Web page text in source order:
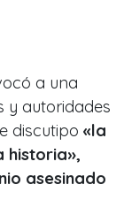
a una
y autoridades
discutipo «la
historia»,
asesinado